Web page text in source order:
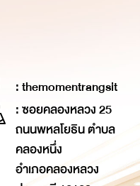
: themomentrangsit
: ซอยคลองหลวง 25
ถนนพหลโยธิน ตำบล
คลองหนึ่ง
อำเภอคลองหลวง